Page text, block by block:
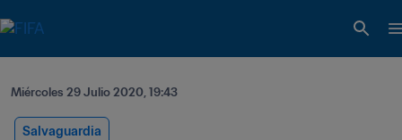
Miércoles 29 Julio 2020, 19:43
Salvaguardia